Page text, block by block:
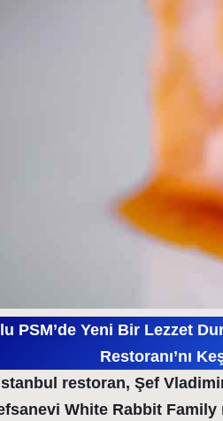
PSM’de Yeni Bir Lezzet
Restoranı’nı
restoran, Şef
White Rabbit Family